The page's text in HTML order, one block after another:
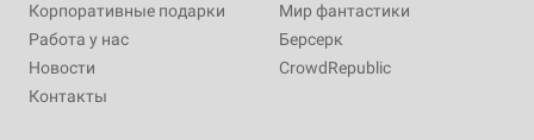
Корпоративные подарки
Работа у нас
Новости
Контакты
Мир фантастики
Берсерк
CrowdRepublic